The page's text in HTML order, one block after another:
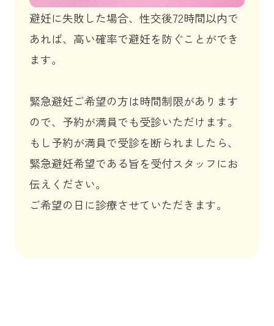
避妊に失敗した場合、性交後72時間以内で
あれば、高い確率で避妊を防ぐことができ
ます。
緊急避妊ご希望の方は時間制限があります
ので、予約が満員でも受診いただけます。
もし予約が満員で受診を断られましたら、
緊急避妊希望である旨を受付スタッフにお
伝えください。
ご希望の日に診療させていただきます。